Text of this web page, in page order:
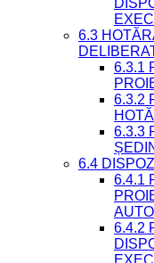
6.3
6.3.1
6.3.2
6.3.3
6.4
6.4.1
6.4.2